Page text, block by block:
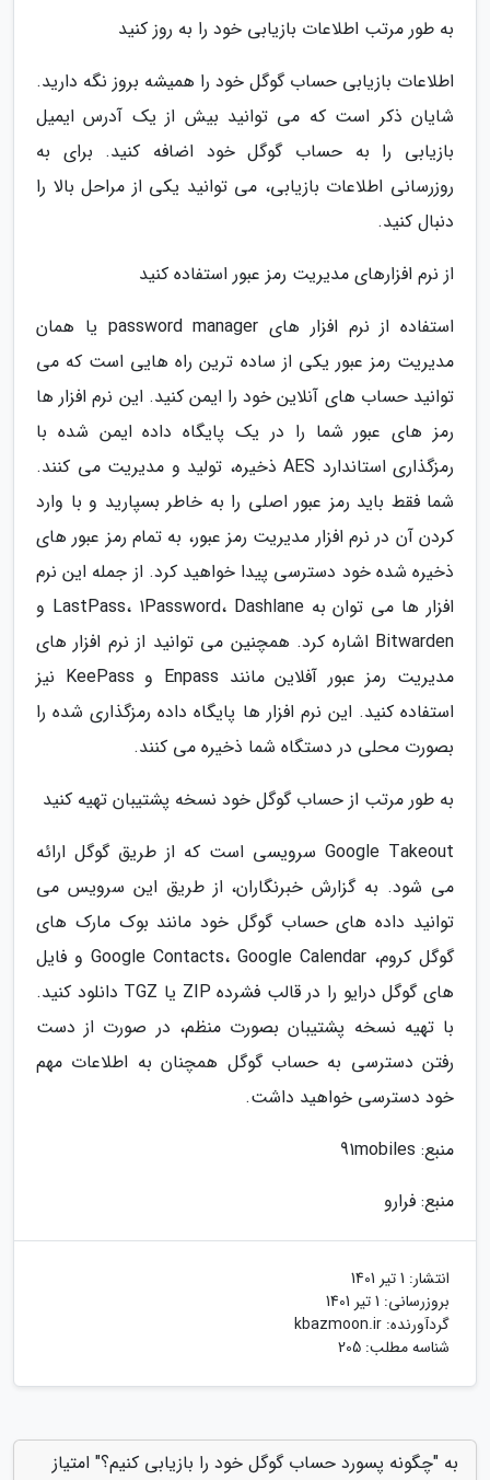
به طور مرتب اطلاعات بازیابی خود را به روز کنید
اطلاعات بازیابی حساب گوگل خود را همیشه بروز نگه دارید.
شایان ذکر است که می توانید بیش از یک آدرس ایمیل
بازیابی را به حساب گوگل خود اضافه کنید. برای به
روزرسانی اطلاعات بازیابی، می توانید یکی از مراحل بالا را
دنبال کنید.
از نرم افزارهای مدیریت رمز عبور استفاده کنید
استفاده از نرم افزار های password manager یا همان
مدیریت رمز عبور یکی از ساده ترین راه هایی است که می
توانید حساب های آنلاین خود را ایمن کنید. این نرم افزار ها
رمز های عبور شما را در یک پایگاه داده ایمن شده با
رمزگذاری استاندارد AES ذخیره، تولید و مدیریت می کنند.
شما فقط باید رمز عبور اصلی را به خاطر بسپارید و با وارد
کردن آن در نرم افزار مدیریت رمز عبور، به تمام رمز عبور های
ذخیره شده خود دسترسی پیدا خواهید کرد. از جمله این نرم
افزار ها می توان به LastPass، 1Password، Dashlane و
Bitwarden اشاره کرد. همچنین می توانید از نرم افزار های
مدیریت رمز عبور آفلاین مانند Enpass و KeePass نیز
استفاده کنید. این نرم افزار ها پایگاه داده رمزگذاری شده را
بصورت محلی در دستگاه شما ذخیره می کنند.
به طور مرتب از حساب گوگل خود نسخه پشتیبان تهیه کنید
Google Takeout سرویسی است که از طریق گوگل ارائه
می شود. به گزارش خبرنگاران، از طریق این سرویس می
توانید داده های حساب گوگل خود مانند بوک مارک های
گوگل کروم، Google Contacts، Google Calendar و فایل
های گوگل درایو را در قالب فشرده ZIP یا TGZ دانلود کنید.
با تهیه نسخه پشتیبان بصورت منظم، در صورت از دست
رفتن دسترسی به حساب گوگل همچنان به اطلاعات مهم
خود دسترسی خواهید داشت.
منبع: 91mobiles
منبع: فرارو
انتشار: 1 تیر 1401
بروزرسانی: 1 تیر 1401
گردآورنده: kbazmoon.ir
شناسه مطلب: 205
به "چگونه پسورد حساب گوگل خود را بازیابی کنیم؟" امتیاز